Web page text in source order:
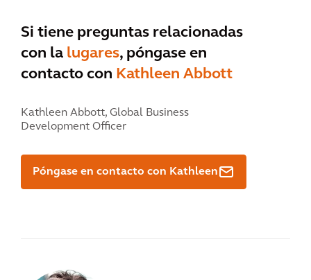
Si tiene preguntas relacionadas
con la lugares, póngase en
contacto con Kathleen Abbott
Kathleen Abbott, Global Business
Development Officer
Póngase en contacto con Kathleen